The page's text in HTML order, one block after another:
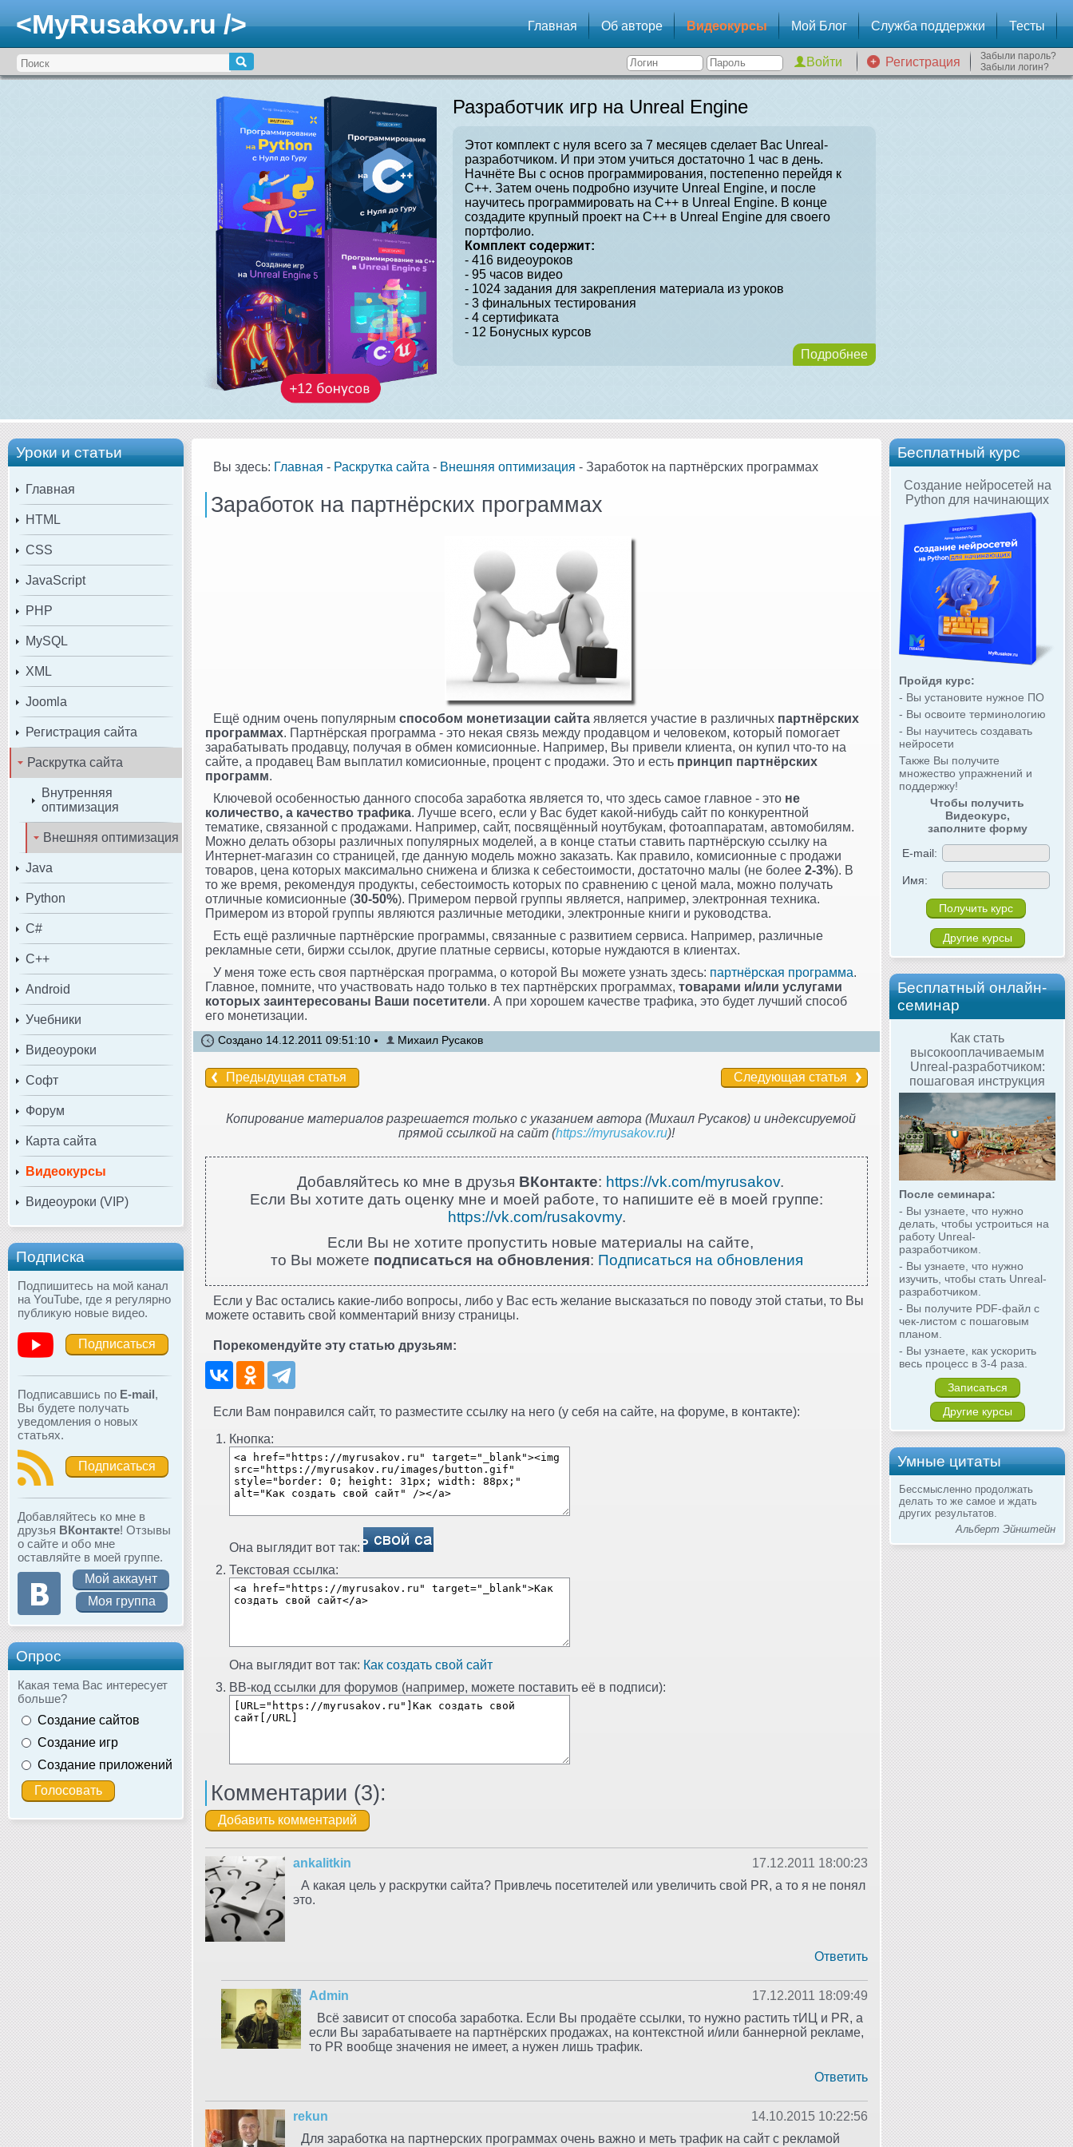
<MyRusakov.ru /> Главная Об авторе Видеокурсы Мой Блог Служба поддержки Тесты
Регистрация
Забыли пароль?
Забыли логин?
Разработчик игр на Unreal Engine
Этот комплект с нуля всего за 7 месяцев сделает Вас Unreal-
разработчиком. И при этом учиться достаточно 1 час в день.
Начнёте Вы с основ программирования, постепенно перейдя к
C++. Затем очень подробно изучите Unreal Engine, и после
научитесь программировать на C++ в Unreal Engine. В конце
создадите крупный проект на C++ в Unreal Engine для своего
портфолио.
Комплект содержит:
- 416 видеоуроков
- 95 часов видео
- 1024 задания для закрепления материала из уроков
- 3 финальных тестирования
- 4 сертификата
- 12 Бонусных курсов
Подробнее
Уроки и статьи
Главная
HTML
CSS
JavaScript
PHP
MySQL
XML
Joomla
Регистрация сайта
Раскрутка сайта
Внутренняя
оптимизация
Внешняя оптимизация
Java
Python
C#
C++
Android
Учебники
Видеоуроки
Софт
Форум
Карта сайта
Видеокурсы
Видеоуроки (VIP)
Подписка
Подпишитесь на мой канал
на YouTube, где я регулярно
публикую новые видео.
Подписаться
Подписавшись по E-mail,
Вы будете получать
уведомления о новых
статьях.
Подписаться
Добавляйтесь ко мне в
друзья ВКонтакте! Отзывы
о сайте и обо мне
оставляйте в моей группе.
Мой аккаунт
Моя группа
Опрос
Какая тема Вас интересует
больше?
Создание сайтов
Создание игр
Создание приложений
Бесплатный курс
Создание нейросетей на
Python для начинающих
Пройдя курс:
- Вы установите нужное ПО
- Вы освоите терминологию
- Вы научитесь создавать
нейросети
Также Вы получите
множество упражнений и
поддержку!
Чтобы получить
Видеокурс,
заполните форму
E-mail:
Имя:
Другие курсы
Бесплатный онлайн-
семинар
Как стать
высокооплачиваемым
Unreal-разработчиком:
пошаговая инструкция
После семинара:
- Вы узнаете, что нужно
делать, чтобы устроиться на
работу Unreal-
разработчиком.
- Вы узнаете, что нужно
изучить, чтобы стать Unreal-
разработчиком.
- Вы получите PDF-файл с
чек-листом с пошаговым
планом.
- Вы узнаете, как ускорить
весь процесс в 3-4 раза.
Записаться
Другие курсы
Умные цитаты
Бессмысленно продолжать
делать то же самое и ждать
других результатов.
Альберт Эйнштейн
Вы здесь: Главная - Раскрутка сайта - Внешняя оптимизация - Заработок на партнёрских программах
Заработок на партнёрских программах
Ещё одним очень популярным способом монетизации сайта является участие в различных партнёрских
программах. Партнёрская программа - это некая связь между продавцом и человеком, который помогает
зарабатывать продавцу, получая в обмен комисионные. Например, Вы привели клиента, он купил что-то на
сайте, а продавец Вам выплатил комисионные, процент с продажи. Это и есть принцип партнёрских
программ.
Ключевой особенностью данного способа заработка является то, что здесь самое главное - это не
количество, а качество трафика. Лучше всего, если у Вас будет какой-нибудь сайт по конкурентной
тематике, связанной с продажами. Например, сайт, посвящённый ноутбукам, фотоаппаратам, автомобилям.
Можно делать обзоры различных популярных моделей, а в конце статьи ставить партнёрскую ссылку на
Интернет-магазин со страницей, где данную модель можно заказать. Как правило, комисионные с продажи
товаров, цена которых максимально снижена и близка к себестоимости, достаточно малы (не более 2-3%). В
то же время, рекомендуя продукты, себестоимость которых по сравнению с ценой мала, можно получать
отличные комисионные (30-50%). Примером первой группы является, например, электронная техника.
Примером из второй группы являются различные методики, электронные книги и руководства.
Есть ещё различные партнёрские программы, связанные с развитием сервиса. Например, различные
рекламные сети, биржи ссылок, другие платные сервисы, которые нуждаются в клиентах.
У меня тоже есть своя партнёрская программа, о которой Вы можете узнать здесь: партнёрская программа.
Главное, помните, что участвовать надо только в тех партнёрских программах, товарами и/или услугами
которых заинтересованы Ваши посетители. А при хорошем качестве трафика, это будет лучший способ
его монетизации.
Создано 14.12.2011 09:51:10 Михаил Русаков
Предыдущая статья Следующая статья
Копирование материалов разрешается только с указанием автора (Михаил Русаков) и индексируемой
прямой ссылкой на сайт (https://myrusakov.ru)!
Добавляйтесь ко мне в друзья ВКонтакте: https://vk.com/myrusakov.
Если Вы хотите дать оценку мне и моей работе, то напишите её в моей группе:
https://vk.com/rusakovmy.
Если Вы не хотите пропустить новые материалы на сайте,
то Вы можете подписаться на обновления: Подписаться на обновления
Если у Вас остались какие-либо вопросы, либо у Вас есть желание высказаться по поводу этой статьи, то Вы
можете оставить свой комментарий внизу страницы.
Порекомендуйте эту статью друзьям:
Если Вам понравился сайт, то разместите ссылку на него (у себя на сайте, на форуме, в контакте):
Кнопка:
Она выглядит вот так:
Текстовая ссылка:
Она выглядит вот так: Как создать свой сайт
BB-код ссылки для форумов (например, можете поставить её в подписи):
Комментарии (3):
ankalitkin
17.12.2011 18:00:23
А какая цель у раскрутки сайта? Привлечь посетителей или увеличить свой PR, а то я не понял
это.
Ответить
Admin
17.12.2011 18:09:49
Всё зависит от способа заработка. Если Вы продаёте ссылки, то нужно растить тИЦ и PR, а
если Вы зарабатываете на партнёрских продажах, на контекстной и/или баннерной рекламе,
то PR вообще значения не имеет, а нужен лишь трафик.
Ответить
rekun
14.10.2015 10:22:56
Для заработка на партнерских программах очень важно и меть трафик на сайт с рекламой